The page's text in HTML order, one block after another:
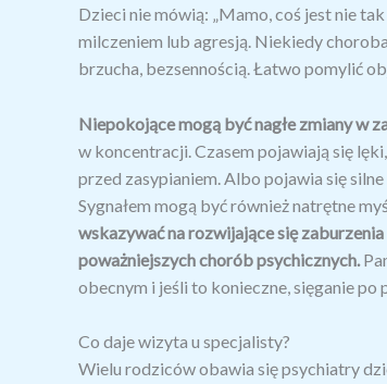
Dzieci nie mówią: „Mamo, coś jest nie
milczeniem lub agresją. Niekiedy
brzucha, bezsennością. Łatwo pomylić
Niepokojące mogą być nagłe zmiany w
w koncentracji. Czasem pojawiają się
przed zasypianiem. Albo pojawia się
Sygnałem mogą być również natrętne
wskazywać na rozwijające się
poważniejszych chorób psychicznych.
obecnym i jeśli to konieczne, sięganie po
Co daje wizyta u specjalisty?
Wielu rodziców obawia się psychiatry